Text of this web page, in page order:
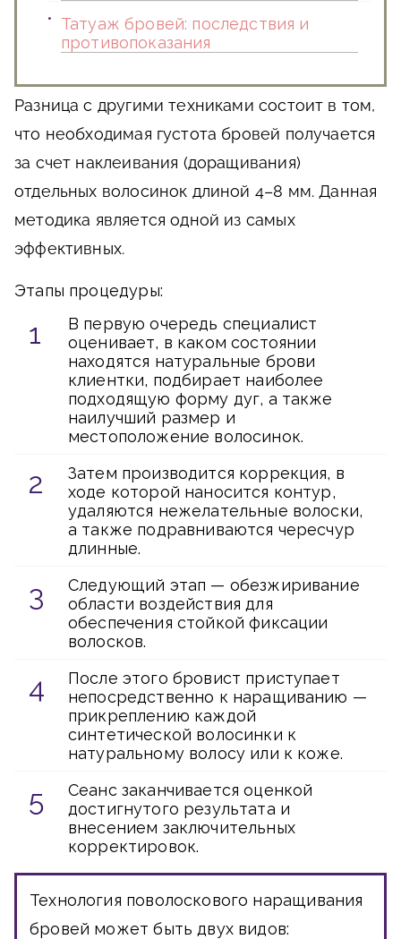
Татуаж бровей: последствия и
противопоказания
Разница с другими техниками состоит в том,
что необходимая густота бровей получается
за счет наклеивания (доращивания)
отдельных волосинок длиной 4–8 мм. Данная
методика является одной из самых
эффективных.
Этапы процедуры:
В первую очередь специалист
оценивает, в каком состоянии
находятся натуральные брови
клиентки, подбирает наиболее
подходящую форму дуг, а также
наилучший размер и
местоположение волосинок.
Затем производится коррекция, в
ходе которой наносится контур,
удаляются нежелательные волоски,
а также подравниваются чересчур
длинные.
Следующий этап — обезжиривание
области воздействия для
обеспечения стойкой фиксации
волосков.
После этого бровист приступает
непосредственно к наращиванию —
прикреплению каждой
синтетической волосинки к
натуральному волосу или к коже.
Сеанс заканчивается оценкой
достигнутого результата и
внесением заключительных
корректировок.
Технология поволоскового наращивания
бровей может быть двух видов: